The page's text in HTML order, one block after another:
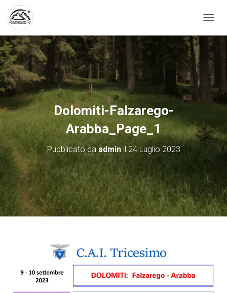
A
V
I
G
A
T
O
Dolomiti-Falzarego-
Arabba_Page_1
Pubblicato da adminil 24 Luglio 2023